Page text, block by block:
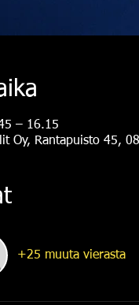
– 16.15
Oy, Rantapuisto 45,
+25 muuta vierasta